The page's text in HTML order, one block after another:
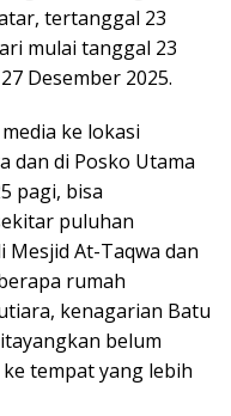
tertanggal 23
mulai tanggal 23
Desember 2025.
ke lokasi
dan di Posko Utama
pagi, bisa
puluhan
At-Taqwa dan
rumah
kenagarian Batu
belum
tempat yang lebih